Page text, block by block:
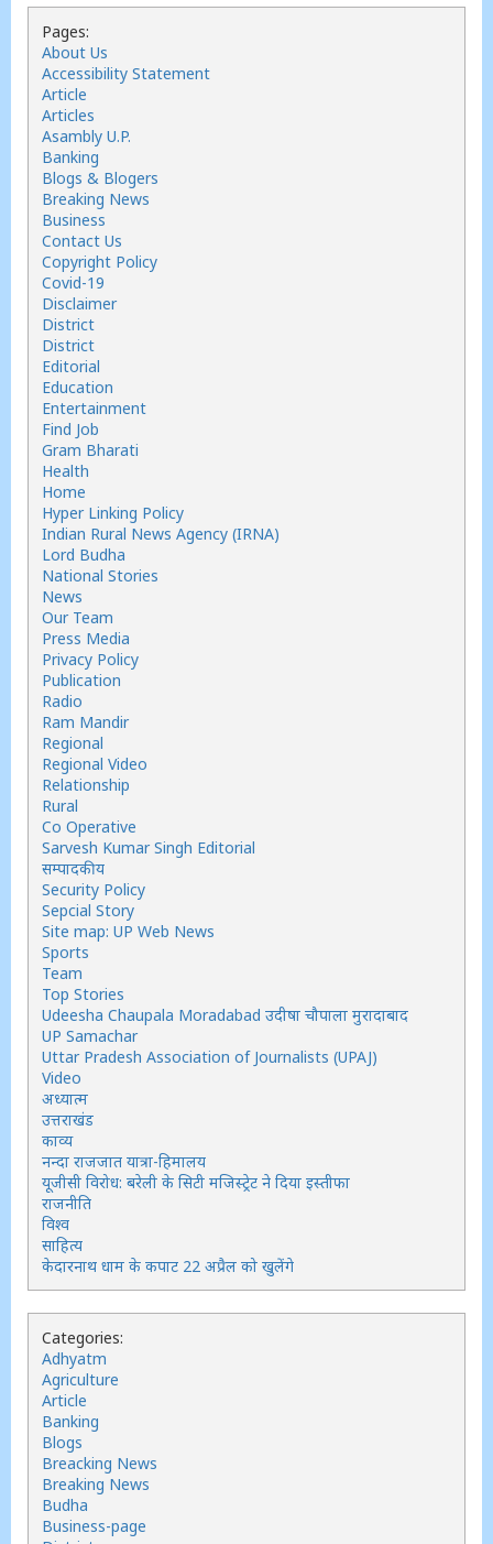
Pages:
About Us
Accessibility Statement
Article
Articles
Asambly U.P.
Banking
Blogs & Blogers
Breaking News
Business
Contact Us
Copyright Policy
Covid-19
Disclaimer
District
District
Editorial
Education
Entertainment
Find Job
Gram Bharati
Health
Home
Hyper Linking Policy
Indian Rural News Agency (IRNA)
Lord Budha
National Stories
News
Our Team
Press Media
Privacy Policy
Publication
Radio
Ram Mandir
Regional
Regional Video
Relationship
Rural
Co Operative
Sarvesh Kumar Singh Editorial
सम्पादकीय
Security Policy
Sepcial Story
Site map: UP Web News
Sports
Team
Top Stories
Udeesha Chaupala Moradabad उदीषा चौपाला मुरादाबाद
UP Samachar
Uttar Pradesh Association of Journalists (UPAJ)
Video
अध्यात्म
उत्तराखंड
काव्य
नन्दा राजजात यात्रा-हिमालय
यूजीसी विरोध: बरेली के सिटी मजिस्ट्रेट ने दिया इस्तीफा
राजनीति
विश्व
साहित्य
केदारनाथ धाम के कपाट 22 अप्रैल को खुलेंगे
Categories:
Adhyatm
Agriculture
Article
Banking
Blogs
Breacking News
Breaking News
Budha
Business-page